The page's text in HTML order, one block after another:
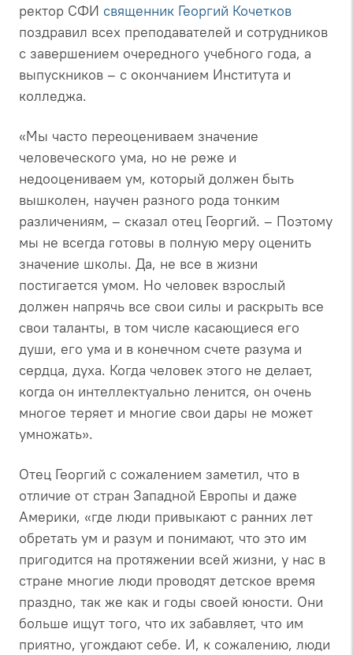
ректор СФИ священник Георгий Кочетков
поздравил всех преподавателей и сотрудников
с завершением очередного учебного года, а
выпускников – с окончанием Института и
колледжа.
«Мы часто переоцениваем значение
человеческого ума, но не реже и
недооцениваем ум, который должен быть
вышколен, научен разного рода тонким
различениям, – сказал отец Георгий. – Поэтому
мы не всегда готовы в полную меру оценить
значение школы. Да, не все в жизни
постигается умом. Но человек взрослый
должен напрячь все свои силы и раскрыть все
свои таланты, в том числе касающиеся его
души, его ума и в конечном счете разума и
сердца, духа. Когда человек этого не делает,
когда он интеллектуально ленится, он очень
многое теряет и многие свои дары не может
умножать».
Отец Георгий с сожалением заметил, что в
отличие от стран Западной Европы и даже
Америки, «где люди привыкают с ранних лет
обретать ум и разум и понимают, что это им
пригодится на протяжении всей жизни, у нас в
стране многие люди проводят детское время
праздно, так же как и годы своей юности. Они
больше ищут того, что их забавляет, что им
приятно, угождают себе. И, к сожалению, люди